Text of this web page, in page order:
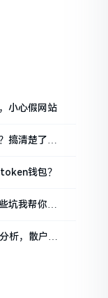
小心假网站
搞清楚了再
钱包？
坑我帮你趟
析，散户如